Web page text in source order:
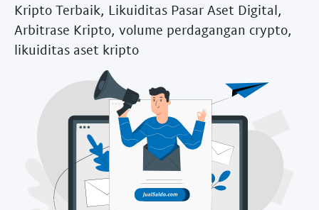
Kripto Terbaik, Likuiditas Pasar Aset Digital,
Arbitrase Kripto, volume perdagangan crypto,
likuiditas aset kripto